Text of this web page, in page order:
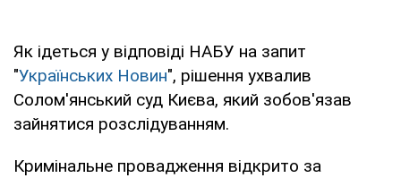
Як ідеться у відповіді НАБУ на запит
"Українських Новин", рішення ухвалив
Солом'янський суд Києва, який зобов'язав
зайнятися розслідуванням.
Кримінальне провадження відкрито за